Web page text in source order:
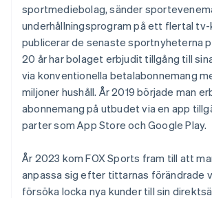
sportmediebolag, sänder
underhållningsprogram på ett flertal tv-
publicerar de senaste sportnyheterna
20 år har bolaget erbjudit tillgång till
via konventionella betalabonnemang
miljoner hushåll. År 2019 började man
abonnemang på utbudet via en app
parter som App Store och Google Play.
År 2023 kom FOX Sports fram till att
anpassa sig efter tittarnas förändrade
försöka locka nya kunder till sin